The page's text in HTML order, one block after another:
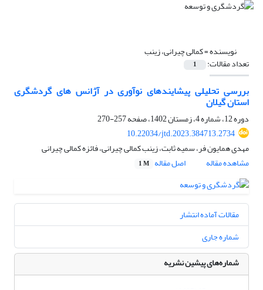
نویسنده =کمالی چیرانی، زینب
تعداد مقالات: 1
بررسی تحلیلی پیشایندهای نوآوری در آژانس های گردشگری
استان گیلان
دوره 12، شماره 4، زمستان 1402، صفحه
257-270
10.22034/jtd.2023.384713.2734
مهدی همایون فر، سمیه ثابت، زینب کمالی چیرانی، فائزه کمالی چیرانی
مشاهده مقاله
اصل مقاله 1 M
مقالات آماده انتشار
شماره جاری
شماره‌های پیشین نشریه